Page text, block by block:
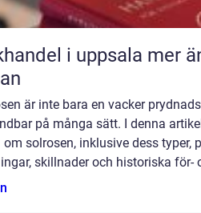
i uppsala mer än bara böcker på
är inte bara en vacker
på många sätt. I denna
solrosen, inklusive dess typer,
skillnader och historiska för-